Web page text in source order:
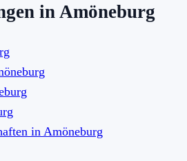
in Amöneburg
in Amöneburg